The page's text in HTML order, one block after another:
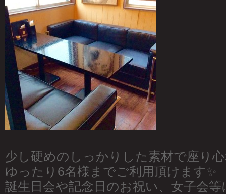
少し硬めのしっかりした素材で座り
ゆったり6名様までご利用頂けます✨
誕生日会や記念日のお祝い、女子会